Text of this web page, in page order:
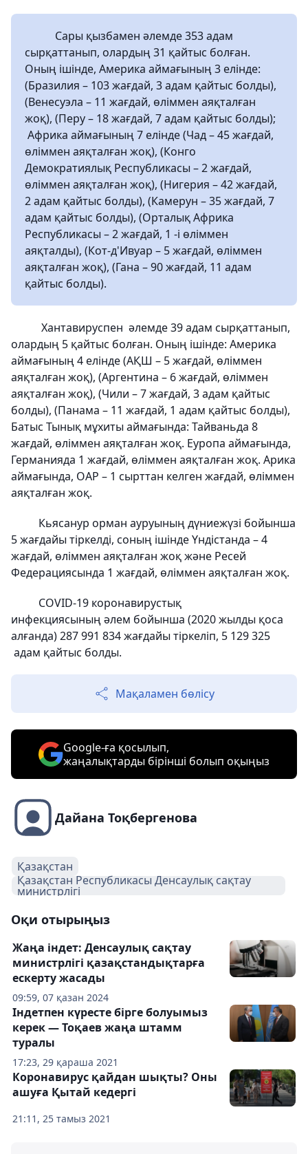
Сары қызбамен әлемде 353 адам
сырқаттанып, олардың 31 қайтыс болған.
Оның ішінде, Америка аймағының 3 елінде:
(Бразилия – 103 жағдай, 3 адам қайтыс болды),
(Венесуэла – 11 жағдай, өліммен аяқталған
жоқ), (Перу – 18 жағдай, 7 адам қайтыс болды);
Африка аймағының 7 елінде (Чад – 45 жағдай,
өліммен аяқталған жоқ), (Конго
Демократиялық Республикасы – 2 жағдай,
өліммен аяқталған жоқ), (Нигерия – 42 жағдай,
2 адам қайтыс болды), (Камерун – 35 жағдай, 7
адам қайтыс болды), (Орталық Африка
Республикасы – 2 жағдай, 1 -і өліммен
аяқталды), (Кот-д'Ивуар – 5 жағдай, өліммен
аяқталған жоқ), (Гана – 90 жағдай, 11 адам
қайтыс болды).
Хантавируспен әлемде 39 адам сырқаттанып,
олардың 5 қайтыс болған. Оның ішінде: Америка
аймағының 4 елінде (АҚШ – 5 жағдай, өліммен
аяқталған жоқ), (Аргентина – 6 жағдай, өліммен
аяқталған жоқ), (Чили – 7 жағдай, 3 адам қайтыс
болды), (Панама – 11 жағдай, 1 адам қайтыс болды),
Батыс Тынық мұхиты аймағында: Тайваньда 8
жағдай, өліммен аяқталған жоқ. Еуропа аймағында,
Германияда 1 жағдай, өліммен аяқталған жоқ. Арика
аймағында, ОАР – 1 сырттан келген жағдай, өліммен
аяқталған жоқ.
Кьясанур орман ауруының дүниежүзі бойынша
5 жағдайы тіркелді, соның ішінде Үндістанда – 4
жағдай, өліммен аяқталған жоқ және Ресей
Федерациясында 1 жағдай, өліммен аяқталған жоқ.
COVID-19 коронавирустық
инфекциясының әлем бойынша (2020 жылды қоса
алғанда) 287 991 834 жағдайы тіркеліп, 5 129 325
адам қайтыс болды.
Мақаламен бөлісу
Google-ға қосылып,
жаңалықтарды бірінші болып оқыңыз
Дайана Тоқбергенова
Қазақстан
Қазақстан Республикасы Денсаулық сақтау
министрлігі
Оқи отырыңыз
09:59, 07 қазан 2024
Жаңа індет: Денсаулық сақтау
министрлігі қазақстандықтарға
ескерту жасады
17:23, 29 қараша 2021
Індетпен күресте бірге болуымыз
керек — Тоқаев жаңа штамм
туралы
21:11, 25 тамыз 2021
Коронавирус қайдан шықты? Оны
ашуға Қытай кедергі